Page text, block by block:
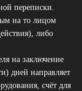
переписки.
на то лицом
либо
на заключение
дней направляет
счёт для